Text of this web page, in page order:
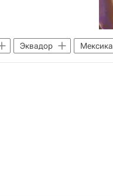
Эквадор
Мексика
Эльче Индепендьенте